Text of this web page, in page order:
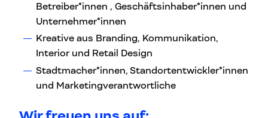
Betreiber*innen , Geschäftsinhaber*innen und
Unternehmer*innen
Kreative aus Branding, Kommunikation,
Interior und Retail Design
Stadtmacher*innen, Standortentwickler*innen
und Marketingverantwortliche